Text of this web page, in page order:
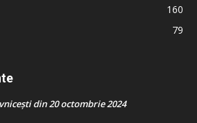
160
79
din 20 octombrie 2024